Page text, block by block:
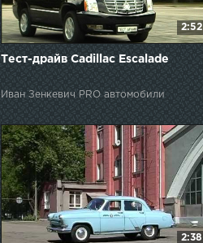
2:52
Тест-драйв Cadillac Escalade
Иван Зенкевич PRO автомобили
2:38